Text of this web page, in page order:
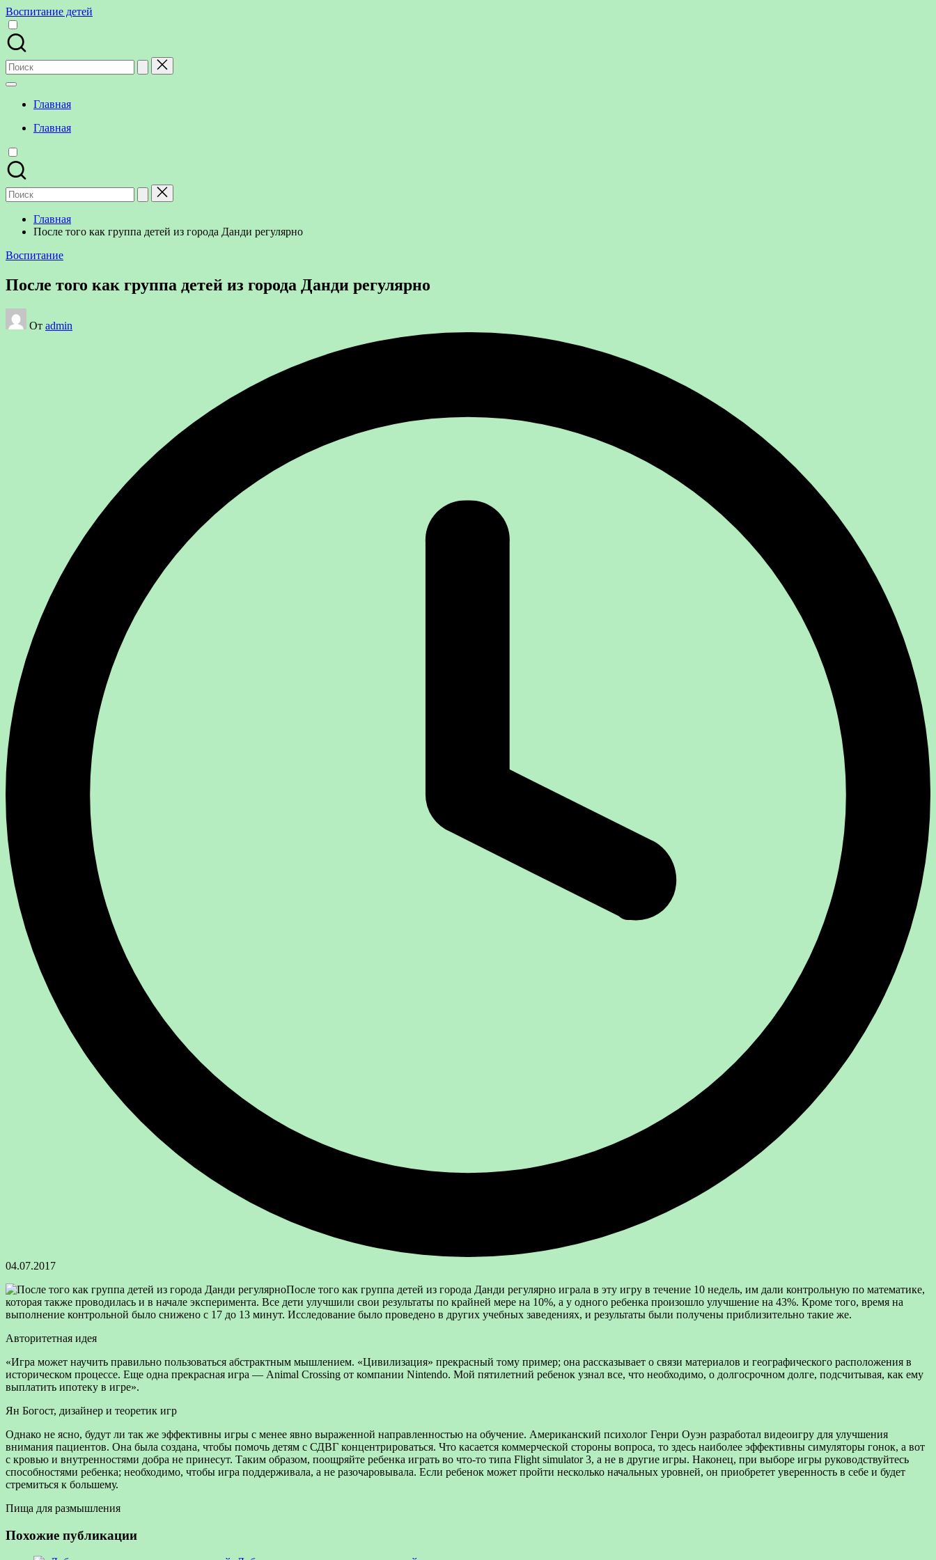
Перейти
к
содержимому
Воспитание детей
Поиск
для:
Главная
Главная
Поиск
для:
Главная
После того как группа детей из города Данди регулярно
Опубликовано
Воспитание
После того как группа детей из города Данди регулярно
Запись
от
От admin
04.07.2017
После того как группа детей из города Данди регулярно играла в эту игру в течение 10 недель, им дали контрольную по математике,
которая также проводилась и в начале эксперимента. Все дети улучшили свои результаты по крайней мере на 10%, а у одного ребенка произошло улучшение на 43%. Кроме того, время на
выполнение контрольной было снижено с 17 до 13 минут. Исследование было проведено в других учебных заведениях, и результаты были получены приблизительно такие же.
Авторитетная идея
«Игра может научить правильно пользоваться абстрактным мышлением. «Цивилизация» прекрасный тому пример; она рассказывает о связи материалов и географического расположения в
историческом процессе. Еще одна прекрасная игра — Animal Crossing от компании Nintendo. Мой пятилетний ребенок узнал все, что необходимо, о долгосрочном долге, подсчитывая, как ему
выплатить ипотеку в игре».
Ян Богост, дизайнер и теоретик игр
Однако не ясно, будут ли так же эффективны игры с менее явно выраженной направленностью на обучение. Американский психолог Генри Оуэн разработал видеоигру для улучшения
внимания пациентов. Она была создана, чтобы помочь детям с СДВГ концентрироваться. Что касается коммерческой стороны вопроса, то здесь наиболее эффективны симуляторы гонок, а вот
с кровью и внутренностями добра не принесут. Таким образом, поощряйте ребенка играть во что-то типа Flight simulator 3, а не в другие игры. Наконец, при выборе игры руководствуйтесь
способностями ребенка; необходимо, чтобы игра поддерживала, а не разочаровывала. Если ребенок может пройти несколько начальных уровней, он приобретет уверенность в себе и будет
стремиться к большему.
Пища для размышления
Похожие публикации